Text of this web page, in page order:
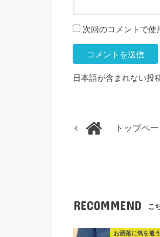
次回のコメントで
日本語が含まれない投
トップペ
RECOMMEND こ
お洒落に気を遣